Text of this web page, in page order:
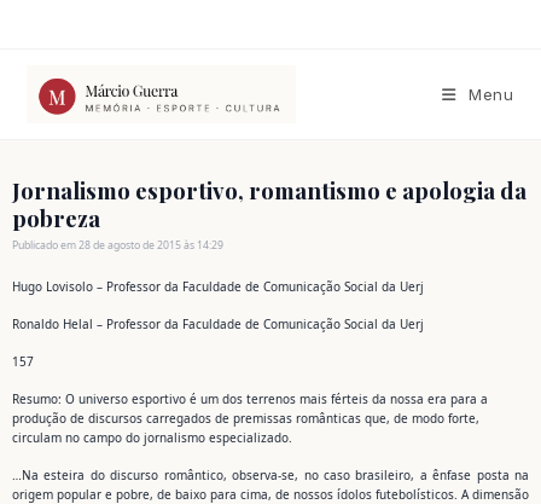
conteúdo
Menu
Jornalismo esportivo, romantismo e apologia da
pobreza
Publicado em 28 de agosto de 2015 às 14:29
Hugo Lovisolo – Professor da Faculdade de Comunicação Social da Uerj
Ronaldo Helal – Professor da Faculdade de Comunicação Social da Uerj
157
Resumo: O universo esportivo é um dos terrenos mais férteis da nossa era para a
produção de discursos carregados de premissas românticas que, de modo forte,
circulam no campo do jornalismo especializado.
…Na esteira do discurso romântico, observa-se, no caso brasileiro, a ênfase posta na
origem popular e pobre, de baixo para cima, de nossos ídolos futebolísticos. A dimensão